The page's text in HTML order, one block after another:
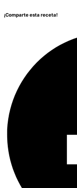
¡Comparte esta receta!